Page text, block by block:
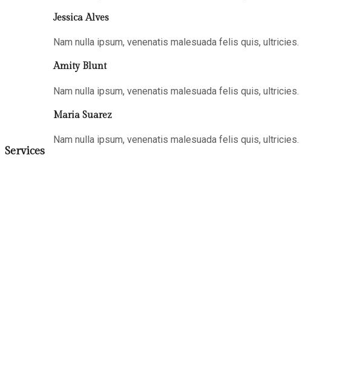
Jessica Alves
Nam nulla ipsum, venenatis malesuada felis quis, ultricies.
Amity Blunt
Nam nulla ipsum, venenatis malesuada felis quis, ultricies.
Maria Suarez
Nam nulla ipsum, venenatis malesuada felis quis, ultricies.
Services